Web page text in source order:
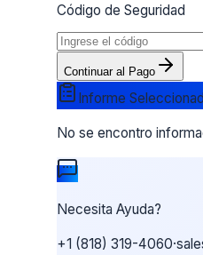
Código de Seguridad
Continuar al Pago
Informe
No se encontro
Necesita Ayuda?
+1 (818) 319-4060·